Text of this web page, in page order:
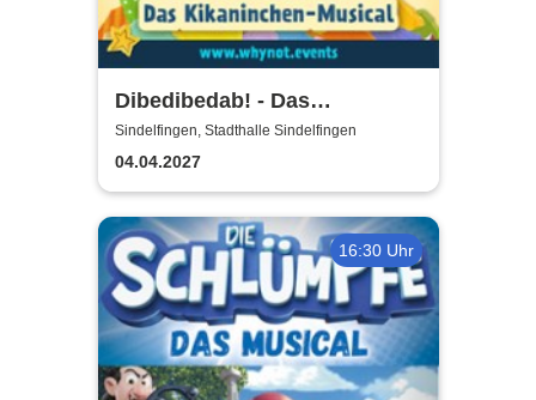
Dibedibedab! - Das
Kikaninchen-Musical
Sindelfingen, Stadthalle Sindelfingen
04.04.2027
16:30 Uhr